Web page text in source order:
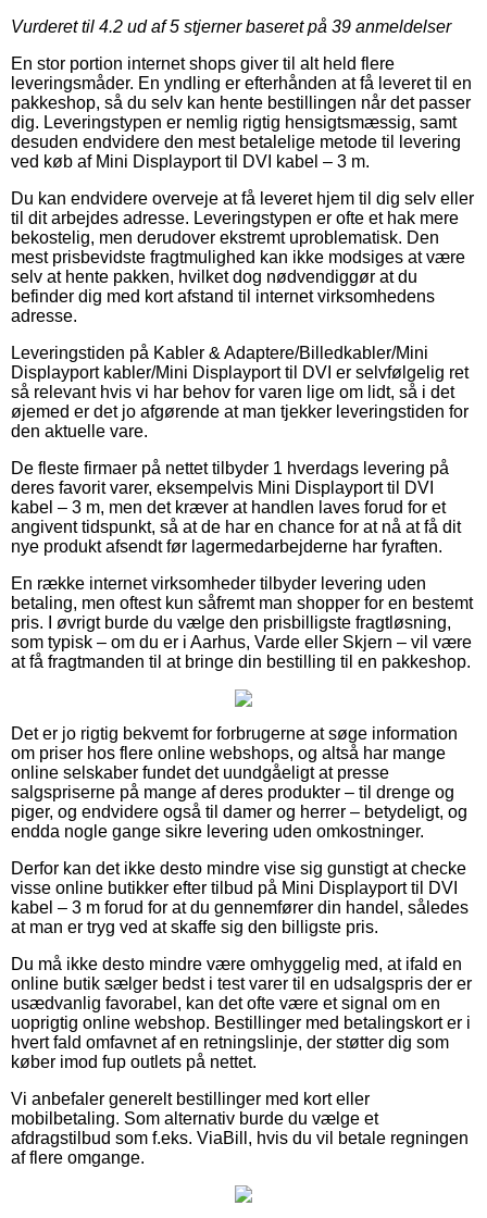
Vurderet til 4.2 ud af 5 stjerner baseret på 39 anmeldelser
En stor portion internet shops giver til alt held flere
leveringsmåder. En yndling er efterhånden at få leveret til en
pakkeshop, så du selv kan hente bestillingen når det passer
dig. Leveringstypen er nemlig rigtig hensigtsmæssig, samt
desuden endvidere den mest betalelige metode til levering
ved køb af Mini Displayport til DVI kabel – 3 m.
Du kan endvidere overveje at få leveret hjem til dig selv eller
til dit arbejdes adresse. Leveringstypen er ofte et hak mere
bekostelig, men derudover ekstremt uproblematisk. Den
mest prisbevidste fragtmulighed kan ikke modsiges at være
selv at hente pakken, hvilket dog nødvendiggør at du
befinder dig med kort afstand til internet virksomhedens
adresse.
Leveringstiden på Kabler & Adaptere/Billedkabler/Mini
Displayport kabler/Mini Displayport til DVI er selvfølgelig ret
så relevant hvis vi har behov for varen lige om lidt, så i det
øjemed er det jo afgørende at man tjekker leveringstiden for
den aktuelle vare.
De fleste firmaer på nettet tilbyder 1 hverdags levering på
deres favorit varer, eksempelvis Mini Displayport til DVI
kabel – 3 m, men det kræver at handlen laves forud for et
angivent tidspunkt, så at de har en chance for at nå at få dit
nye produkt afsendt før lagermedarbejderne har fyraften.
En række internet virksomheder tilbyder levering uden
betaling, men oftest kun såfremt man shopper for en bestemt
pris. I øvrigt burde du vælge den prisbilligste fragtløsning,
som typisk – om du er i Aarhus, Varde eller Skjern – vil være
at få fragtmanden til at bringe din bestilling til en pakkeshop.
Det er jo rigtig bekvemt for forbrugerne at søge information
om priser hos flere online webshops, og altså har mange
online selskaber fundet det uundgåeligt at presse
salgspriserne på mange af deres produkter – til drenge og
piger, og endvidere også til damer og herrer – betydeligt, og
endda nogle gange sikre levering uden omkostninger.
Derfor kan det ikke desto mindre vise sig gunstigt at checke
visse online butikker efter tilbud på Mini Displayport til DVI
kabel – 3 m forud for at du gennemfører din handel, således
at man er tryg ved at skaffe sig den billigste pris.
Du må ikke desto mindre være omhyggelig med, at ifald en
online butik sælger bedst i test varer til en udsalgspris der er
usædvanlig favorabel, kan det ofte være et signal om en
uoprigtig online webshop. Bestillinger med betalingskort er i
hvert fald omfavnet af en retningslinje, der støtter dig som
køber imod fup outlets på nettet.
Vi anbefaler generelt bestillinger med kort eller
mobilbetaling. Som alternativ burde du vælge et
afdragstilbud som f.eks. ViaBill, hvis du vil betale regningen
af flere omgange.